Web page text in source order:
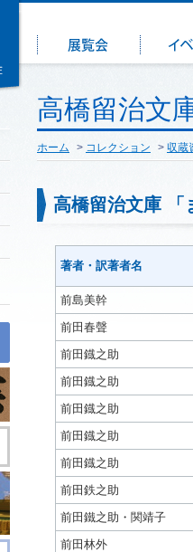
高橋留治文
ホーム > コレクション > 収蔵
高橋留治文庫 「
著者・訳著者名
前島美幹
前田春聲
前田鐡之助
前田鐡之助
前田鐡之助
前田鐡之助
前田鐡之助
前田鉄之助
前田鐵之助・関靖子
前田林外